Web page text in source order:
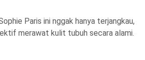
Paris ini nggak hanya terjangkau,
merawat kulit tubuh secara alami.